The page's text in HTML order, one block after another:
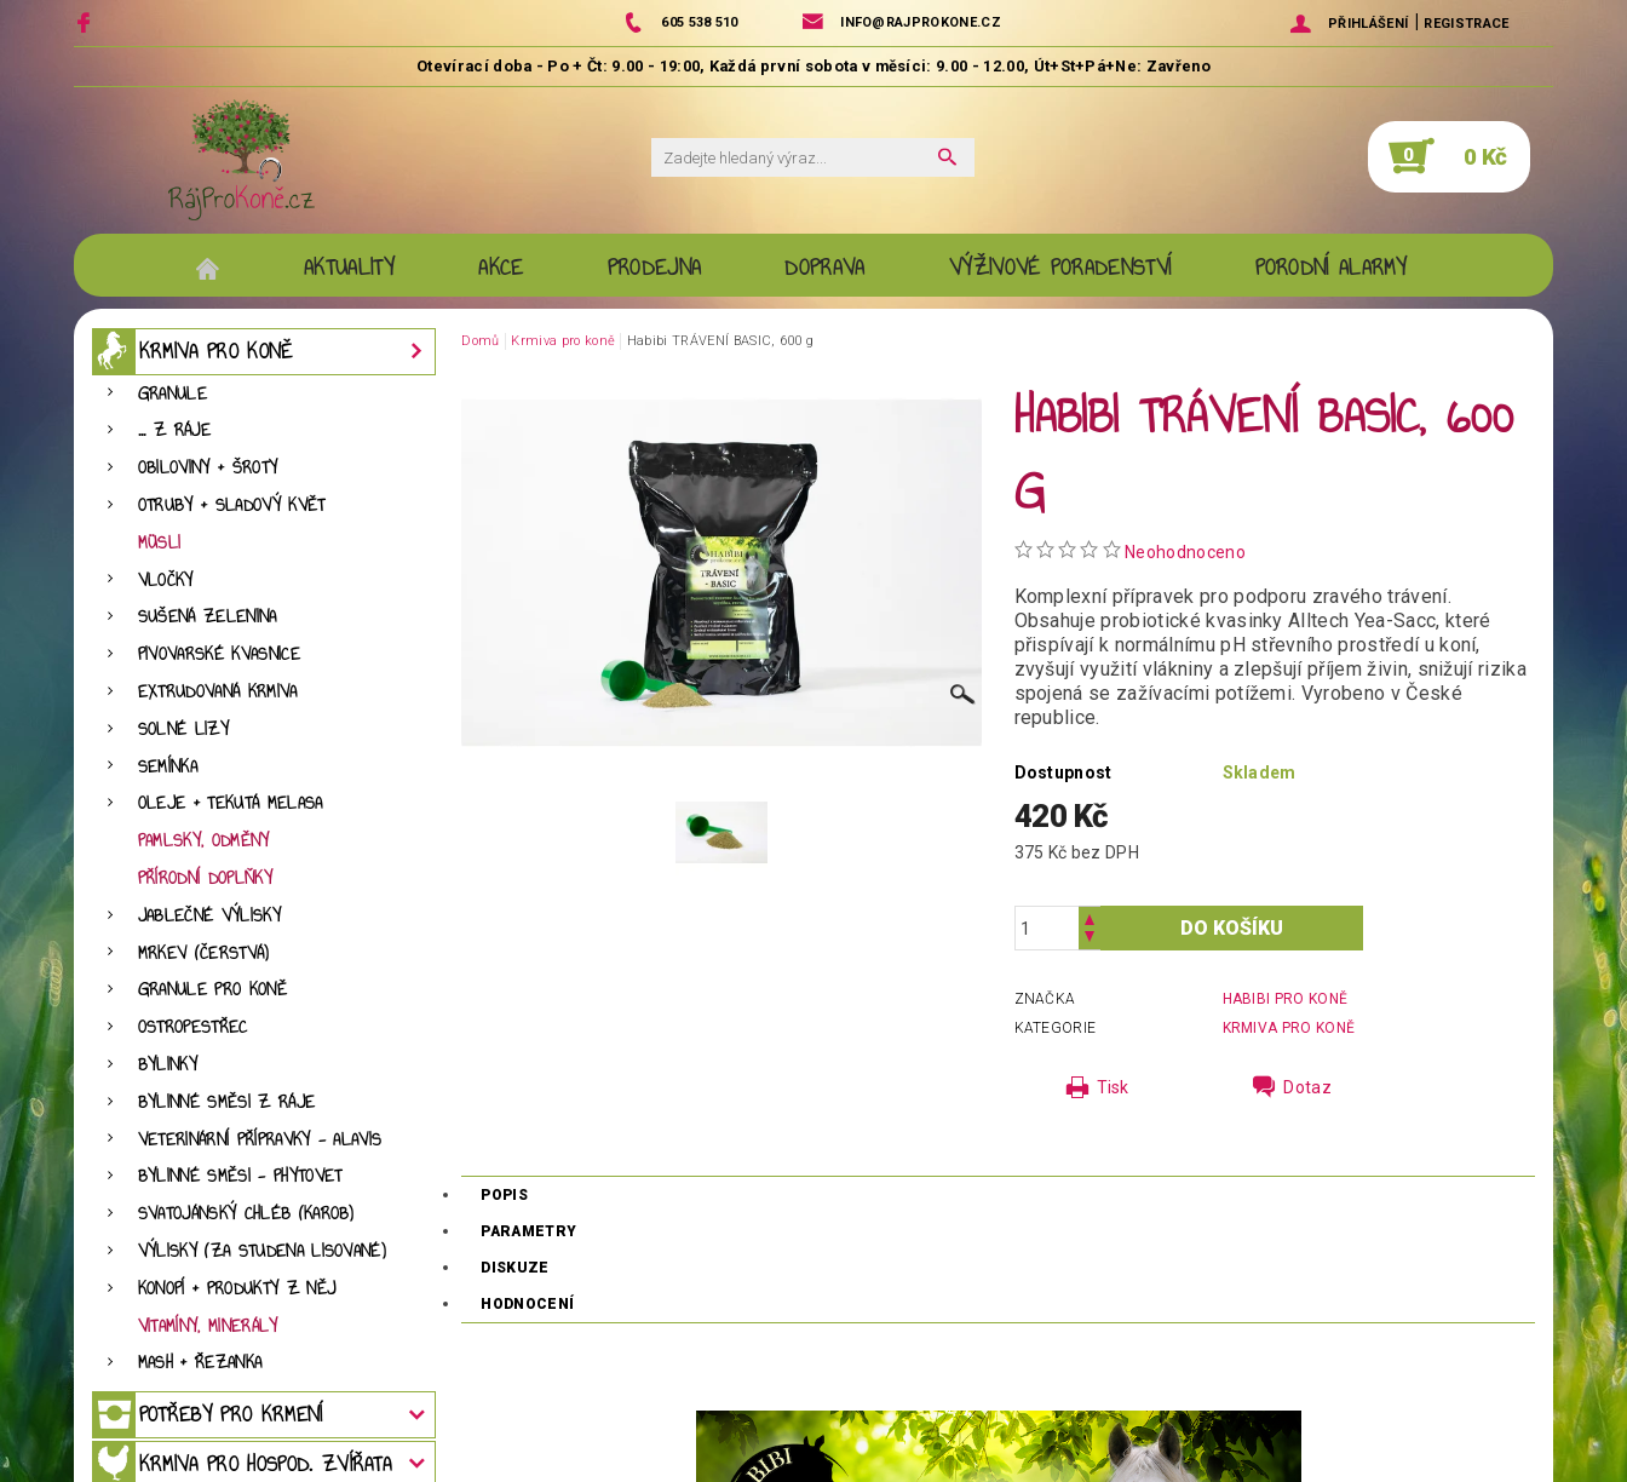
605 538 510 INFO@RAJPROKONE.CZ PŘIHLÁŠENÍ | REGISTRACE
0 0 Kč
AKTUALITY AKCE PRODEJNA DOPRAVA VÝŽIVOVÉ PORADENSTVÍ PORODNÍ ALARMY
KRMIVA PRO KONĚ
GRANULE
... Z RÁJE
OBILOVINY + ŠROTY
OTRUBY + SLADOVÝ KVĚT
MÜSLI
VLOČKY
SUŠENÁ ZELENINA
PIVOVARSKÉ KVASNICE
EXTRUDOVANÁ KRMIVA
SOLNÉ LIZY
SEMÍNKA
OLEJE + TEKUTÁ MELASA
PAMLSKY, ODMĚNY
PŘÍRODNÍ DOPLŇKY
JABLEČNÉ VÝLISKY
MRKEV (ČERSTVÁ)
GRANULE PRO KONĚ
OSTROPESTŘEC
BYLINKY
BYLINNÉ SMĚSI Z RÁJE
VETERINÁRNÍ PŘÍPRAVKY - ALAVIS
BYLINNÉ SMĚSI - PHYTOVET
SVATOJÁNSKÝ CHLÉB (KAROB)
VÝLISKY (ZA STUDENA LISOVANÉ)
KONOPÍ + PRODUKTY Z NĚJ
VITAMÍNY, MINERÁLY
MASH + ŘEZANKA
POTŘEBY PRO KRMENÍ
KRMIVA PRO HOSPOD. ZVÍŘATA
Domů Krmiva pro koně Habibi TRÁVENÍ BASIC, 600 g
HABIBI TRÁVENÍ BASIC, 600
G
Neohodnoceno
Komplexní přípravek pro podporu zravého trávení.
Obsahuje probiotické kvasinky Alltech Yea-Sacc, které
přispívají k normálnímu pH střevního prostředí u koní,
zvyšují využití vlákniny a zlepšují příjem živin, snižují rizika
spojená se zažívacími potížemi. Vyrobeno v České
republice.
Dostupnost Skladem
420 Kč
375 Kč bez DPH
ZNAČKA
HABIBI PRO KONĚ
KATEGORIE
KRMIVA PRO KONĚ
Tisk Dotaz
POPIS
PARAMETRY
DISKUZE
HODNOCENÍ